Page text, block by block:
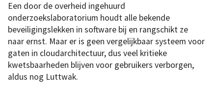
Een door de overheid ingehuurd
onderzoekslaboratorium houdt alle bekende
beveiligingslekken in software bij en rangschikt ze
naar ernst. Maar er is geen vergelijkbaar systeem voor
gaten in cloudarchitectuur, dus veel kritieke
kwetsbaarheden blijven voor gebruikers verborgen,
aldus nog Luttwak.